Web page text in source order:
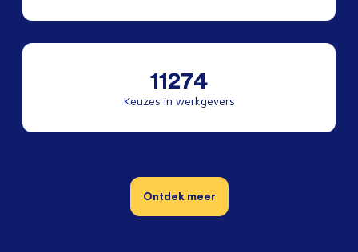
11274
Keuzes in werkgevers
Ontdek meer